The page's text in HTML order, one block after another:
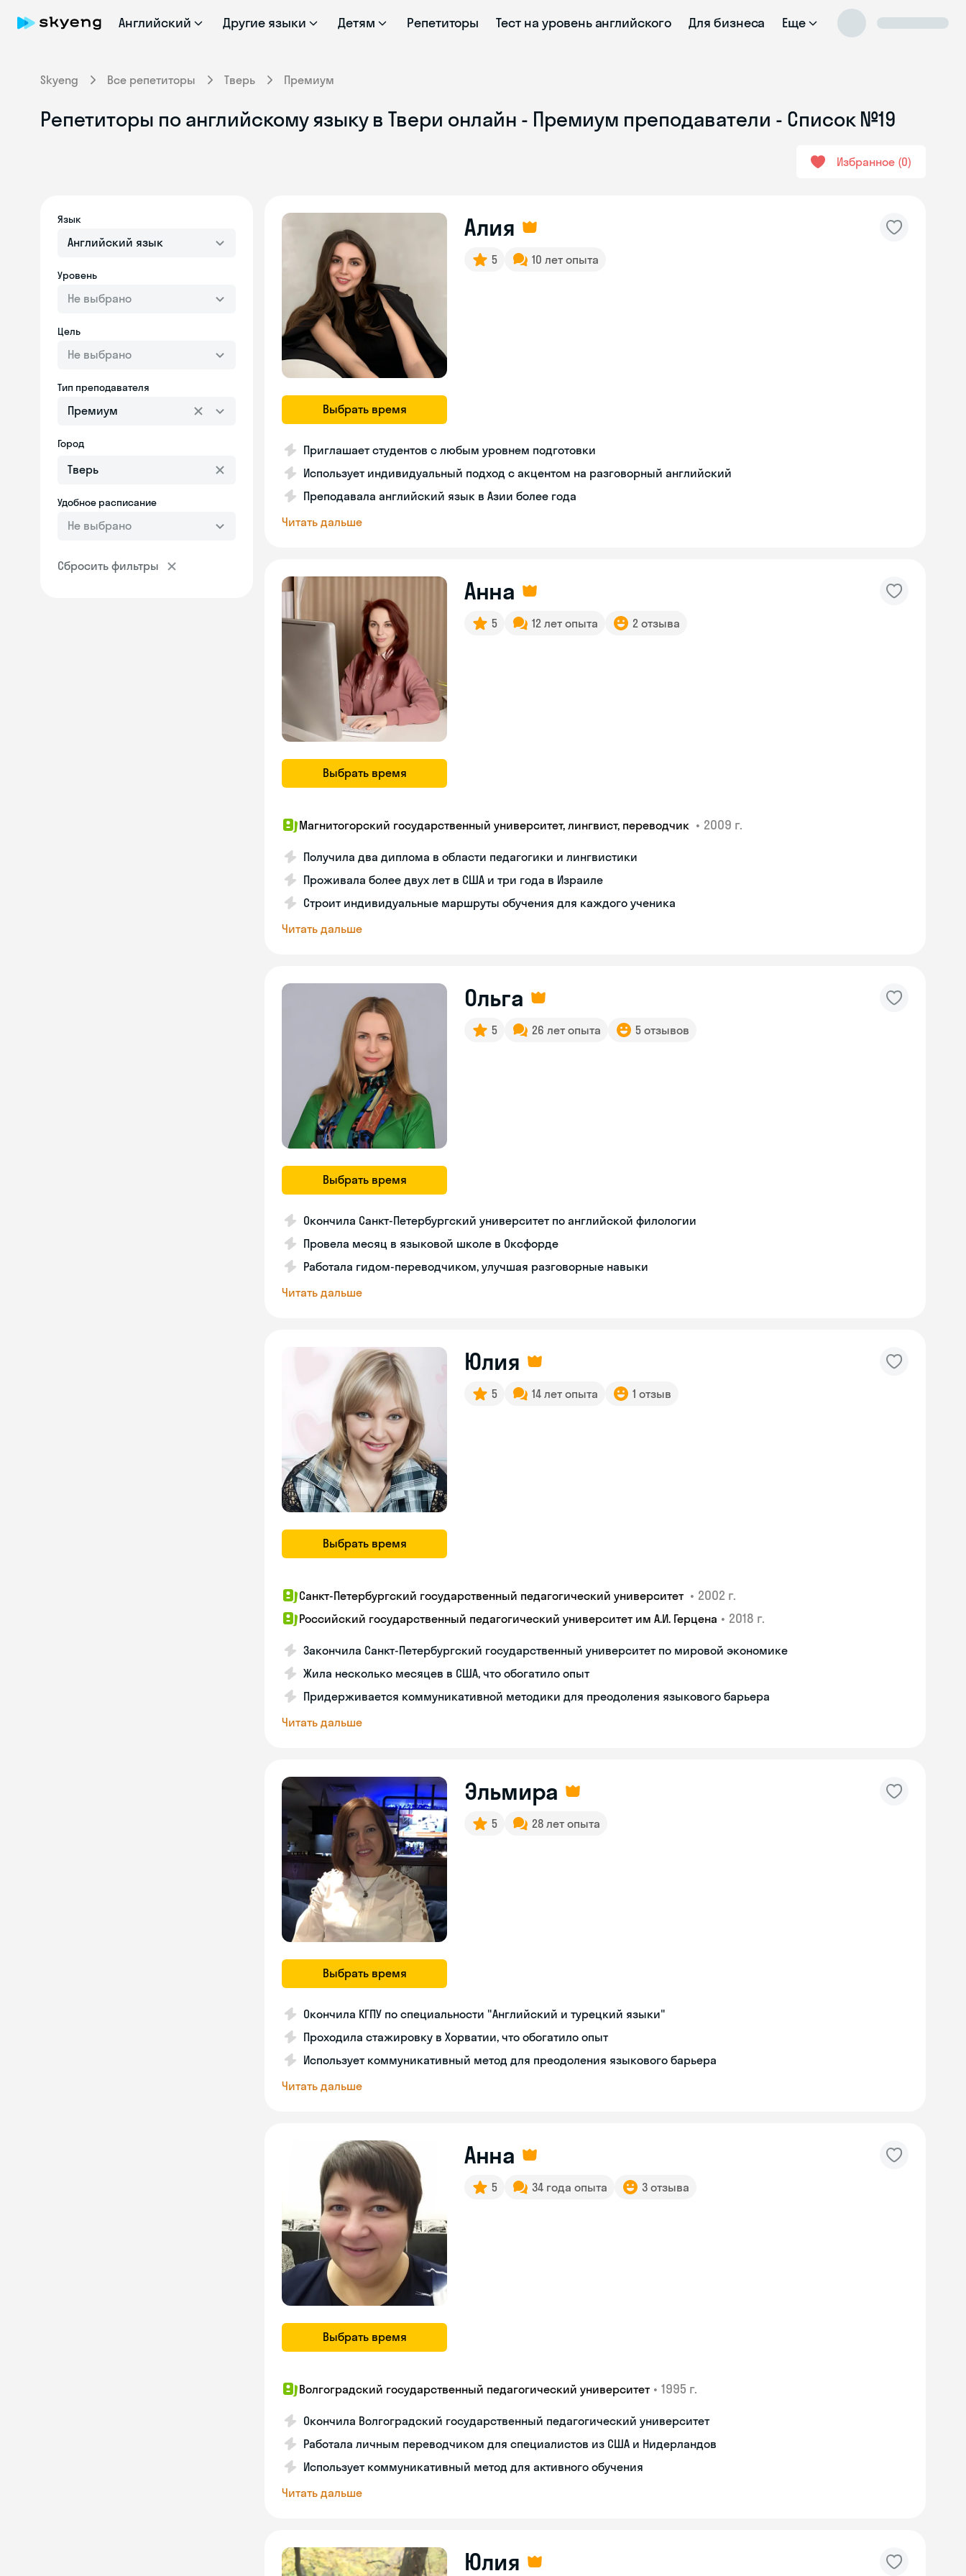
Английский Другие языки Детям Репетиторы Тест на уровень английского Для бизнеса Еще
Skyeng Все репетиторы Тверь Премиум
Репетиторы по английскому языку в Твери онлайн - Премиум преподаватели - Список №19
Избранное 0
Язык
Английский язык
Уровень
Не выбрано
Цель
Не выбрано
Тип преподавателя
Премиум
Город
Удобное расписание
Не выбрано
Сбросить фильтры
Выбрать время
Алия
5 10 лет опыта
Приглашает студентов с любым уровнем подготовки
Использует индивидуальный подход с акцентом на разговорный английский
Преподавала английский язык в Азии более года
Читать дальше
Выбрать время
Анна
5 12 лет опыта 2 отзыва
Магнитогорский государственный университет, лингвист, переводчик • 2009 г.
Получила два диплома в области педагогики и лингвистики
Проживала более двух лет в США и три года в Израиле
Строит индивидуальные маршруты обучения для каждого ученика
Читать дальше
Выбрать время
Ольга
5 26 лет опыта 5 отзывов
Окончила Санкт-Петербургский университет по английской филологии
Провела месяц в языковой школе в Оксфорде
Работала гидом-переводчиком, улучшая разговорные навыки
Читать дальше
Выбрать время
Юлия
5 14 лет опыта 1 отзыв
Санкт-Петербургский государственный педагогический университет • 2002 г.
Российский государственный педагогический университет им А.И. Герцена • 2018 г.
Закончила Санкт-Петербургский государственный университет по мировой экономике
Жила несколько месяцев в США, что обогатило опыт
Придерживается коммуникативной методики для преодоления языкового барьера
Читать дальше
Выбрать время
Эльмира
5 28 лет опыта
Окончила КГПУ по специальности "Английский и турецкий языки"
Проходила стажировку в Хорватии, что обогатило опыт
Использует коммуникативный метод для преодоления языкового барьера
Читать дальше
Выбрать время
Анна
5 34 года опыта 3 отзыва
Волгоградский государственный педагогический университет • 1995 г.
Окончила Волгоградский государственный педагогический университет
Работала личным переводчиком для специалистов из США и Нидерландов
Использует коммуникативный метод для активного обучения
Читать дальше
Юлия